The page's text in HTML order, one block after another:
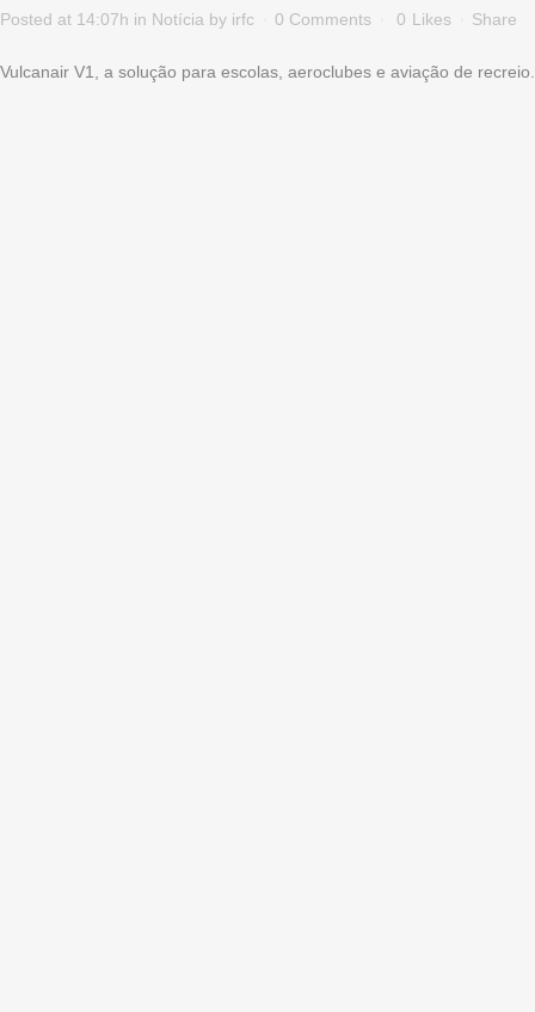
Posted at 14:07h in Notícia by irfc 0 Comments 0 Likes Share
Vulcanair V1, a solução para escolas, aeroclubes e aviação de recreio.